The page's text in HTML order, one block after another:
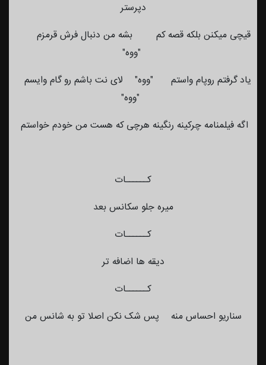
دپرستر
قیچی میکنن بلکه قصه کم بشه من دنبال فرش قرمزم
"ووه"
یاد گرفتم روپام واستم "ووه" لای نت باشم رو گام وایسم
"ووه"
اگه فیلمنامه چرکینه رنگینه هرچی که هست من خودم خواستم
کــــــات
میره جلو سکانس بعد
کــــــات
دیقه ها اضافه تر
کــــــات
سناریو احساس منه پس شک نکن اصلا تو به شانس من